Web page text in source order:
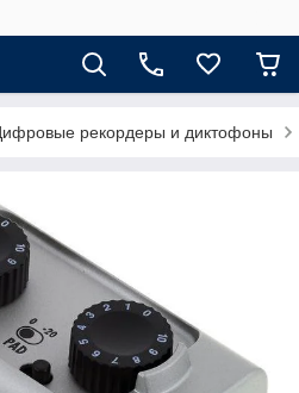
рекордеры и диктофоны